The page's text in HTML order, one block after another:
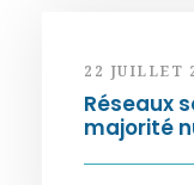
22 JUILLET
Réseaux
majorité